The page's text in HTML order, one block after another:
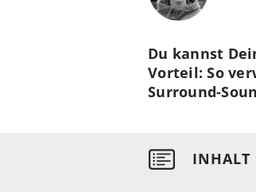
Du kannst
Vorteil: So
Surround-